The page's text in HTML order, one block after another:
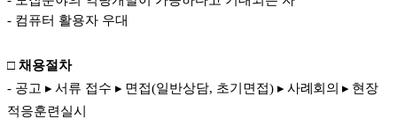
- 컴퓨터 활용자 우대
□ 채용절차
- 공고 ▸서류 접수 ▸면접(일반상담, 초기면접)▸ 사례회의 ▸ 현장
적응훈련실시